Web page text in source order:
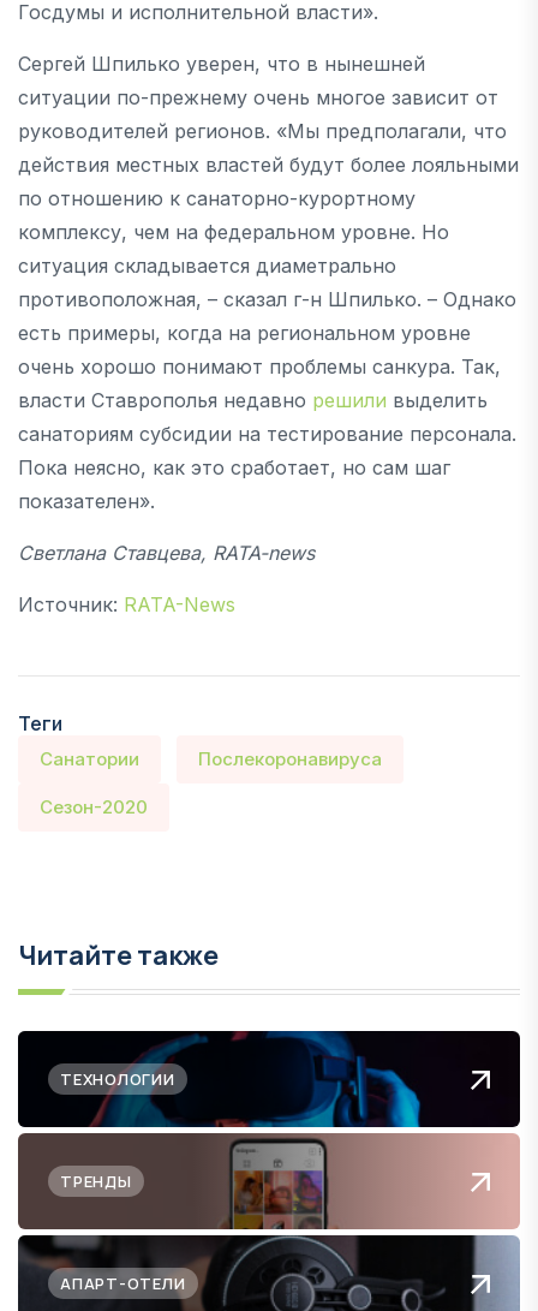
Госдумы и исполнительной власти».
Сергей Шпилько уверен, что в нынешней
ситуации по-прежнему очень многое зависит от
руководителей регионов. «Мы предполагали, что
действия местных властей будут более лояльными
по отношению к санаторно-курортному
комплексу, чем на федеральном уровне. Но
ситуация складывается диаметрально
противоположная, – сказал г-н Шпилько. – Однако
есть примеры, когда на региональном уровне
очень хорошо понимают проблемы санкура. Так,
власти Ставрополья недавно решили выделить
санаториям субсидии на тестирование персонала.
Пока неясно, как это сработает, но сам шаг
показателен».
Светлана Ставцева, RATA-news
Источник: RATA-News
Теги
Санатории Послекоронавируса
Сезон-2020
Читайте также
ТЕХНОЛОГИИ
ТРЕНДЫ
АПАРТ-ОТЕЛИ